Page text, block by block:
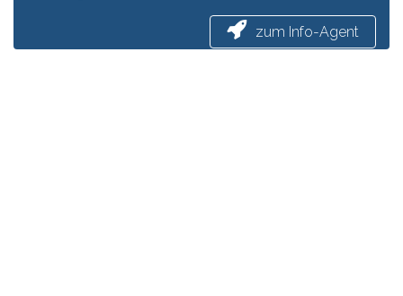
zum Info-Agent